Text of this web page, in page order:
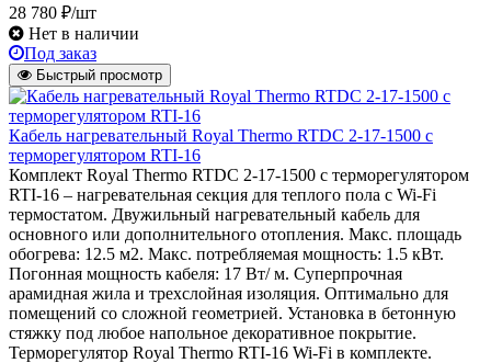
28 780 ₽/шт
Нет в наличии
Под заказ
Быстрый просмотр
Кабель нагревательный Royal Thermo RTDC 2-17-1500 с
терморегулятором RTI-16
Комплект Royal Thermo RTDC 2-17-1500 с терморегулятором
RTI-16 – нагревательная секция для теплого пола с Wi-Fi
термостатом. Двужильный нагревательный кабель для
основного или дополнительного отопления. Макс. площадь
обогрева: 12.5 м2. Макс. потребляемая мощность: 1.5 кВт.
Погонная мощность кабеля: 17 Вт/ м. Суперпрочная
арамидная жила и трехслойная изоляция. Оптимально для
помещений со сложной геометрией. Установка в бетонную
стяжку под любое напольное декоративное покрытие.
Терморегулятор Royal Thermo RTI-16 Wi-Fi в комплекте.